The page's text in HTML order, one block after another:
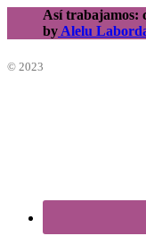
Así trabajamos:
by Alelu
© 2023